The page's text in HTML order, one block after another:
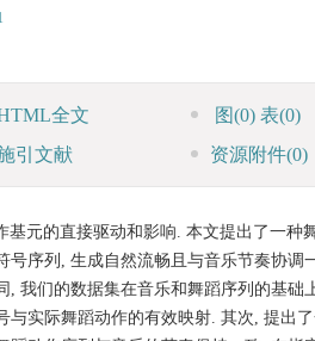
全文 图(0) 表(0)
引文献 资源附件(0)
元的直接驱动和影响. 本文提出了一种
序列, 生成自然流畅且与音乐节奏协调
我们的数据集在音乐和舞蹈序列的基础
实际舞蹈动作的有效映射. 其次, 提出